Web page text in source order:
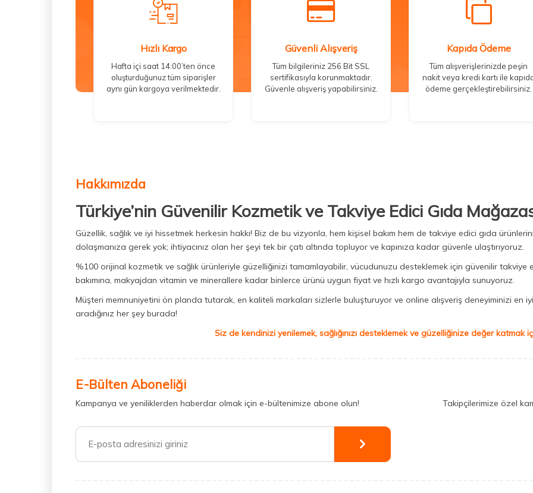
Hızlı Kargo
Hafta içi saat 14:00’ten önce
oluşturduğunuz tüm siparişler
aynı gün kargoya verilmektedir.
Güvenli Alışveriş
Tüm bilgileriniz 256 Bit SSL
sertifikasıyla korunmaktadır.
Güvenle alışveriş yapabilirsiniz.
Kapıda Ödeme
Tüm alışverişlerinizde peşin
nakit veya kredi kartı ile
ödeme gerçekleştirebilirsiniz.
Hakkımızda
Türkiye’nin Güvenilir Kozmetik ve Takviye Edici Gıda
Güzellik, sağlık ve iyi hissetmek herkesin hakkı! Biz de bu vizyonla, hem kişisel bakım hem de takviye edici gıda
dolaşmanıza gerek yok; ihtiyacınız olan her şeyi tek bir çatı altında topluyor ve kapınıza kadar güvenle ulaştırıyoruz.
%100 orijinal kozmetik ve sağlık ürünleriyle güzelliğinizi tamamlayabilir, vücudunuzu desteklemek için güvenilir takviye
bakımına, makyajdan vitamin ve minerallere kadar binlerce ürünü uygun fiyat ve hızlı kargo avantajıyla sunuyoruz.
Müşteri memnuniyetini ön planda tutarak, en kaliteli markaları sizlerle buluşturuyor ve online alışveriş deneyiminizi en
aradığınız her şey burada!
Siz de kendinizi yenilemek, sağlığınızı desteklemek ve güzelliğinize değer katmak
E-Bülten Aboneliği
Kampanya ve yeniliklerden haberdar olmak için e-bültenimize abone olun! Takipçilerimize özel